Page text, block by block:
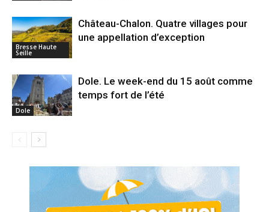
Bresse Haute
Seille
Château-Chalon. Quatre villages pour
une appellation d’exception
Dole
Dole. Le week-end du 15 août comme
temps fort de l’été